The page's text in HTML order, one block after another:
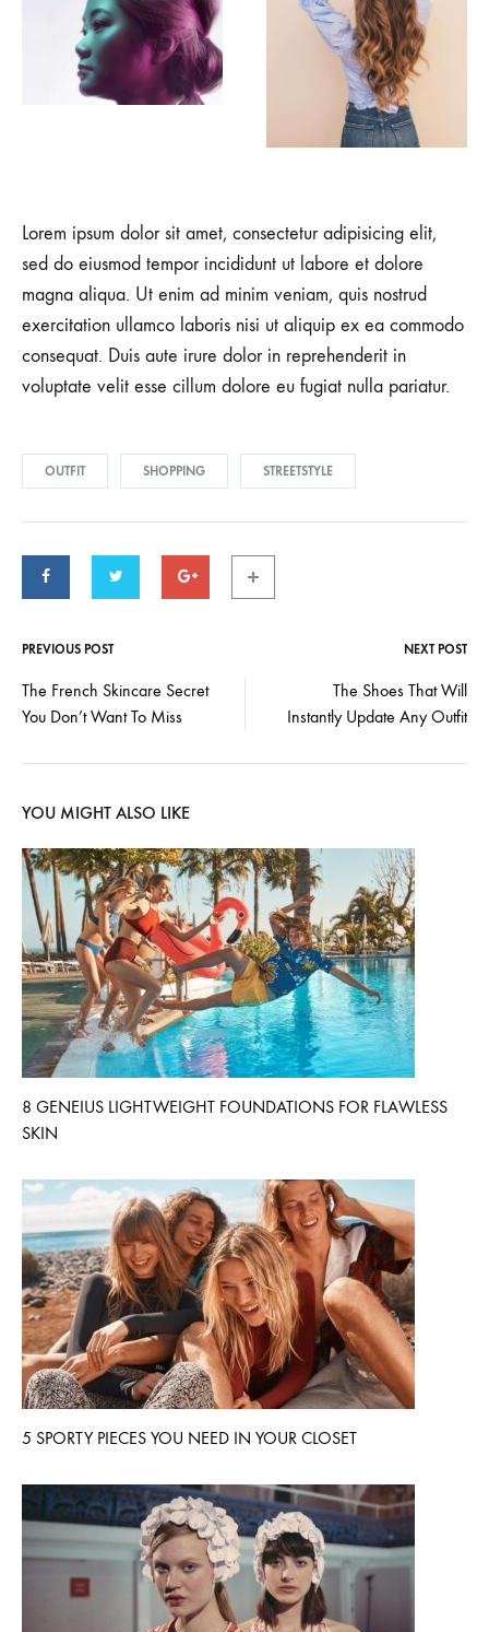
Lorem ipsum dolor sit amet, consectetur adipisicing elit,
sed do eiusmod tempor incididunt ut labore et dolore
magna aliqua. Ut enim ad minim veniam, quis nostrud
exercitation ullamco laboris nisi ut aliquip ex ea commodo
consequat. Duis aute irure dolor in reprehenderit in
voluptate velit esse cillum dolore eu fugiat nulla pariatur.
OUTFIT SHOPPING STREETSTYLE
POST
NAVIGATION
PREVIOUS POST NEXT POST
The French Skincare Secret
You Don’t Want To Miss
The Shoes That Will
Instantly Update Any Outfit
YOU MIGHT ALSO LIKE
8 GENEIUS LIGHTWEIGHT FOUNDATIONS FOR FLAWLESS
SKIN
5 SPORTY PIECES YOU NEED IN YOUR CLOSET